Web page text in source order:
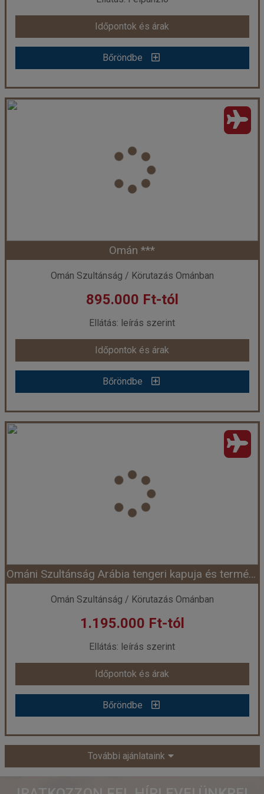
Időpontok és árak
Bőröndbe
Időpontok és árak
Bőröndbe
Körutazás az Ománi Szultánságban, repülővel
Körutazás Ománban
Utazás módja:
Repülővel
Félpanzió
Szálláskategória:Hotel ****
2 ágyas standard szoba
Időpont: 2026-11-16 | 6 éj
már 854.900 Ft-tól
Időpontok és árak
Bőröndbe
Omán ***
Omán Szultánság / Körutazás Ománban
895.000 Ft-tól
Ellátás: leírás szerint
Időpontok és árak
Bőröndbe
Omán ***
Körutazás Ománban
Utazás módja:
Repülővel
leírás szerint
Szálláskategória:
2 ágyas szoba
Időpont: 2026-10-19 | 7 éj
már 895.000 Ft-tól
Időpontok és árak
Bőröndbe
Ománi Szultánság Arábia tengeri kapuja és természeti kincsestára ****
Omán Szultánság / Körutazás Ománban
1.195.000 Ft-tól
Ellátás: leírás szerint
Időpontok és árak
Bőröndbe
Ország:Omán Szultánság
További ajánlataink